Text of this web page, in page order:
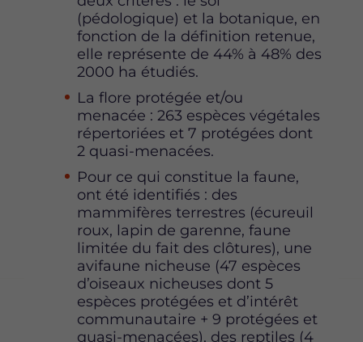
(pédologique) et la botanique, en
fonction de la définition retenue,
elle représente de 44% à 48% des
2000 ha étudiés.
La flore protégée et/ou
menacée : 263 espèces végétales
répertoriées et 7 protégées dont
2 quasi-menacées.
Pour ce qui constitue la faune,
ont été identifiés : des
mammifères terrestres (écureuil
roux, lapin de garenne, faune
limitée du fait des clôtures), une
avifaune nicheuse (47 espèces
d’oiseaux nicheuses dont 5
espèces protégées et d’intérêt
communautaire + 9 protégées et
quasi-menacées), des reptiles (4